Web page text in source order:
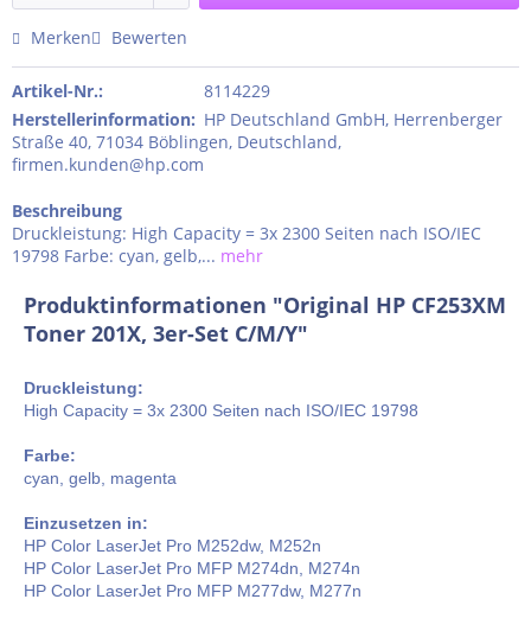
Merken Bewerten
Artikel-Nr.:
8114229
Herstellerinformation: HP Deutschland GmbH, Herrenberger
Straße 40, 71034 Böblingen, Deutschland,
firmen.kunden@hp.com
Beschreibung
Druckleistung: High Capacity = 3x 2300 Seiten nach ISO/IEC
19798 Farbe: cyan, gelb,... mehr
Produktinformationen "Original HP CF253XM
Toner 201X, 3er-Set C/M/Y"
Druckleistung:
High Capacity = 3x 2300 Seiten nach ISO/IEC 19798
Farbe:
cyan, gelb, magenta
Einzusetzen in:
HP Color LaserJet Pro M252dw, M252n
HP Color LaserJet Pro MFP M274dn, M274n
HP Color LaserJet Pro MFP M277dw, M277n